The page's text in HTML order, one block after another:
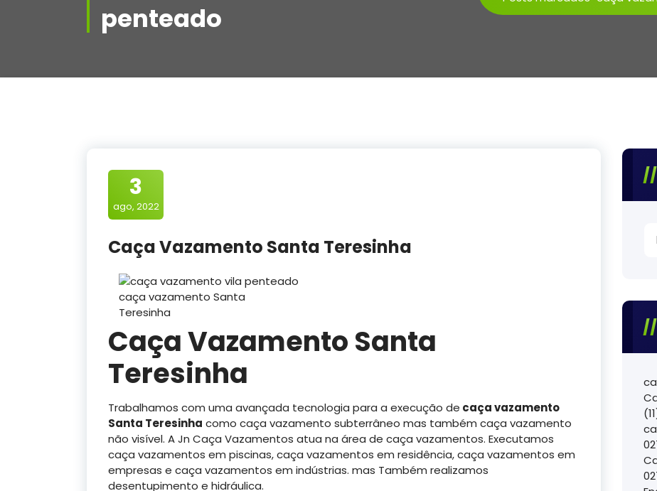
penteado
3
ago, 2022
Caça Vazamento Santa Teresinha
caça vazamento Santa
Teresinha
Caça Vazamento Santa
Teresinha
Trabalhamos com uma avançada tecnologia para a execução de caça vazamento
Santa Teresinha como caça vazamento subterrâneo mas também caça vazamento
não visível. A Jn Caça Vazamentos atua na área de caça vazamentos. Executamos
caça vazamentos em piscinas, caça vazamentos em residência, caça vazamentos em
empresas e caça vazamentos em indústrias. mas Também realizamos
desentupimento e hidráulica.